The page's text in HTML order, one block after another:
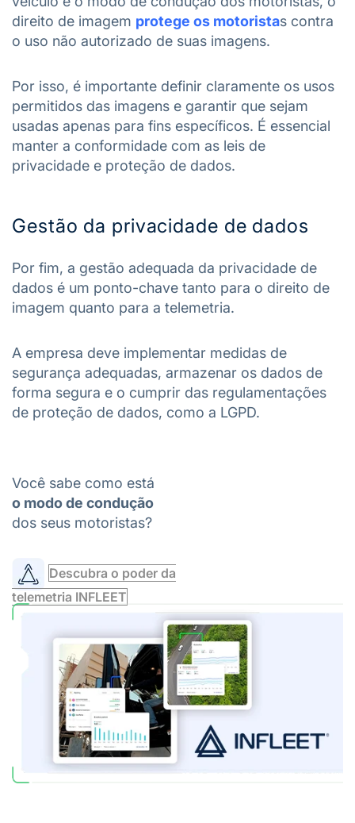
direito de imagem protege os motoristas contra
o uso não autorizado de suas imagens.
Por isso, é importante definir claramente os usos
permitidos das imagens e garantir que sejam
usadas apenas para fins específicos. É essencial
manter a conformidade com as leis de
privacidade e proteção de dados.
Gestão da privacidade de dados
Por fim, a gestão adequada da privacidade de
dados é um ponto-chave tanto para o direito de
imagem quanto para a telemetria.
A empresa deve implementar medidas de
segurança adequadas, armazenar os dados de
forma segura e o cumprir das regulamentações
de proteção de dados, como a LGPD.
Você sabe como está
o modo de condução
dos seus motoristas?
Descubra o poder da
telemetria INFLEET